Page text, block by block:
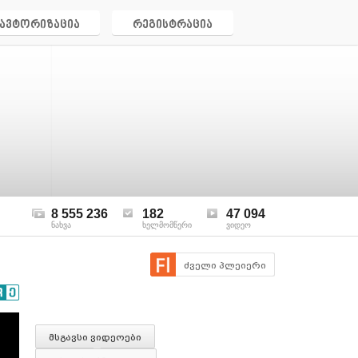
ავტორიზაცია რეგისტრაცია
8 555 236
ნახვა
182
ხელმომწერი
47 094
ვიდეო
ძველი პლეიერი
მსგავსი ვიდეოები